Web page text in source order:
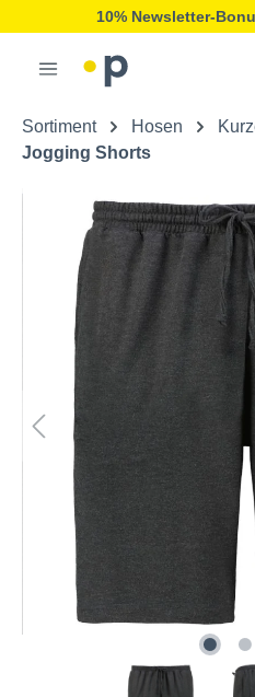
10% Newsletter-
Sortiment Hosen
Jogging Shorts